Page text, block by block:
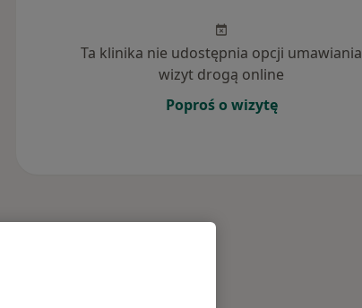
Ta klinika nie udostępnia opcji umawiania
wizyt drogą online
Poproś o wizytę